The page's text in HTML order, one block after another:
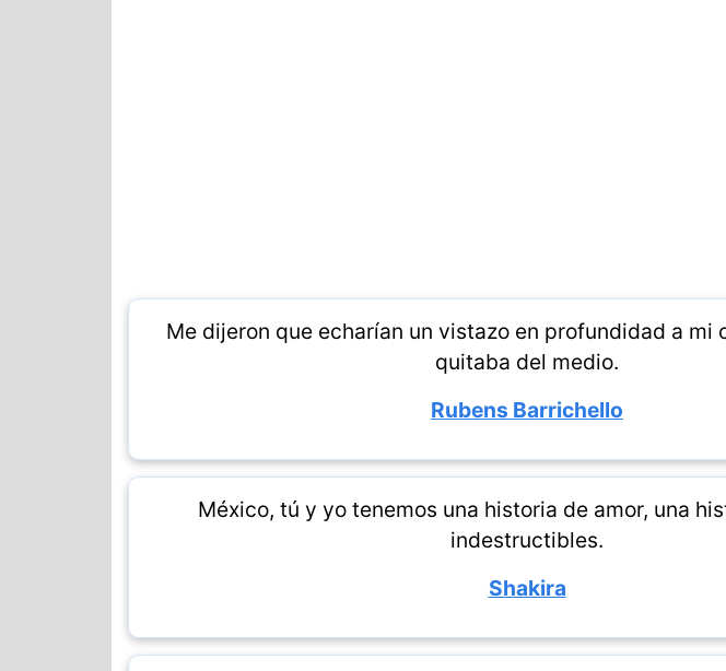
Me dijeron que echarían un vistazo en profundidad a mi
quitaba del medio.
Rubens Barrichello
México, tú y yo tenemos una historia de amor, una
indestructibles.
Shakira